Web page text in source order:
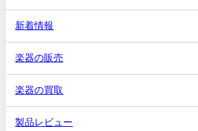
新着情報
楽器の販売
楽器の買取
製品レビュー